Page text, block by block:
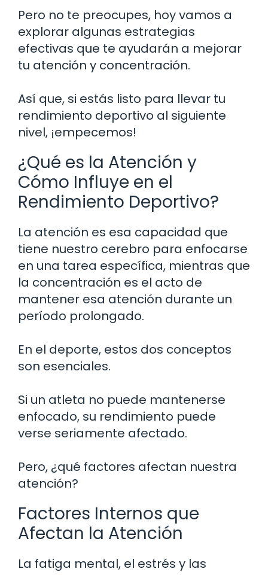
Pero no te preocupes, hoy vamos a
explorar algunas estrategias
efectivas que te ayudarán a mejorar
tu atención y concentración.
Así que, si estás listo para llevar tu
rendimiento deportivo al siguiente
nivel, ¡empecemos!
¿Qué es la Atención y
Cómo Influye en el
Rendimiento Deportivo?
La atención es esa capacidad que
tiene nuestro cerebro para enfocarse
en una tarea específica, mientras que
la concentración es el acto de
mantener esa atención durante un
período prolongado.
En el deporte, estos dos conceptos
son esenciales.
Si un atleta no puede mantenerse
enfocado, su rendimiento puede
verse seriamente afectado.
Pero, ¿qué factores afectan nuestra
atención?
Factores Internos que
Afectan la Atención
La fatiga mental, el estrés y las